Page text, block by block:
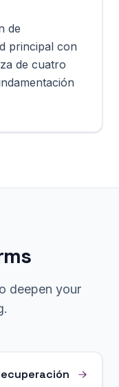
de
principal con
de cuatro
deepen your